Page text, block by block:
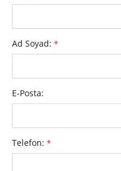
Ad Soyad: *
E-Posta:
Telefon: *